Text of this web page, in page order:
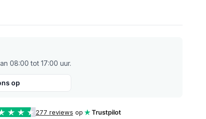
08:00 tot 17:00 uur.
op
277 reviews op Trustpilot